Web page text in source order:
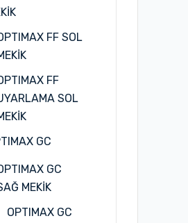
FF SOL
FF
SOL
GC
GC
MEKİK
OPTIMAX GC